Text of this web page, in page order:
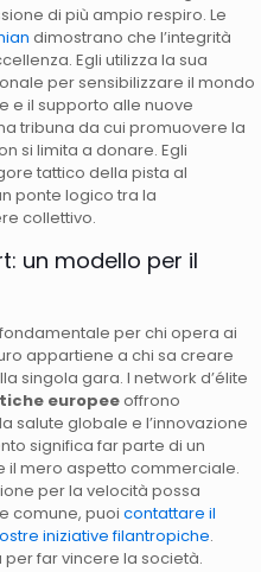
di più ampio respiro. Le
dimostrano che l’integrità
Egli utilizza la sua
per sensibilizzare il mondo
e il supporto alle nuove
tribuna da cui promuovere la
si limita a donare. Egli
tattico della pista al
ponte logico tra la
collettivo.
un modello per il
per chi opera ai
appartiene a chi sa creare
singola gara. I network d’élite
europeeoffrono
salute globale e l’innovazione
significa far parte di un
il mero aspetto commerciale.
per la velocità possa
comune, puoicontattare il
iniziative filantropiche.
per far vincere la società.